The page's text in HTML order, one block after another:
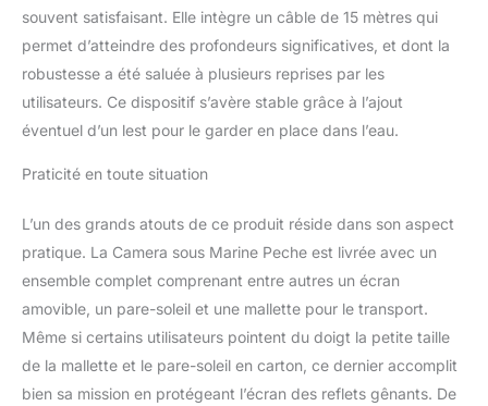
éteintes, ajustez
également la luminosité
de la LED pour des
images de meilleure
qualité. 【Commodité
Incroyable】— Le
transport durable afin
facilement le transporter
partout où vous allez, et
assurez-vous que vous
avez toujours la caméra
de pêche dans votre
bateau ou votre voiture.
souvent satisfaisant. Elle intègre un câble de 15 mètres qui
permet d’atteindre des profondeurs significatives, et dont la
robustesse a été saluée à plusieurs reprises par les
utilisateurs. Ce dispositif s’avère stable grâce à l’ajout
éventuel d’un lest pour le garder en place dans l’eau.
Praticité en toute situation
L’un des grands atouts de ce produit réside dans son aspect
pratique. La Camera sous Marine Peche est livrée avec un
ensemble complet comprenant entre autres un écran
amovible, un pare-soleil et une mallette pour le transport.
Même si certains utilisateurs pointent du doigt la petite taille
de la mallette et le pare-soleil en carton, ce dernier accomplit
bien sa mission en protégeant l’écran des reflets gênants. De